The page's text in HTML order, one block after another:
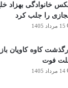
خانوادگی بهزاد
را جلب کرد
15 مرداد 1405
کاوه کاویان
فوت
14 مرداد 1405